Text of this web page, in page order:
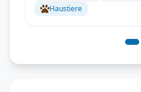
Haustiere